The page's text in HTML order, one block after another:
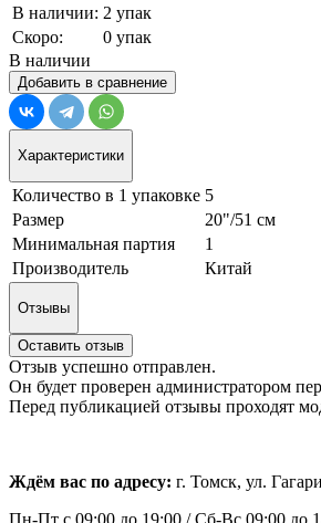
В наличии: 2 упак
Скоро:
0 упак
В наличии
Добавить в сравнение
Характеристики
Количество в 1 упаковке 5
Размер
20"/51 см
Минимальная партия
1
Производитель
Китай
Отзывы
Оставить отзыв
Отзыв успешно отправлен.
Он будет проверен администратором
Перед публикацией отзывы проходят
Ждём вас по адресу: г. Томск, ул.